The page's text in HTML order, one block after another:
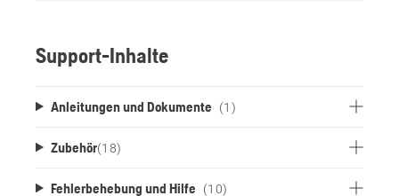
Support-Inhalte
Anleitungen und Dokumente (1)
Zubehör(18)
Fehlerbehebung und Hilfe (10)